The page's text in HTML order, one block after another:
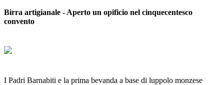
Birra artigianale - Aperto un opificio nel cinquecentesco
convento
I Padri Barnabiti e la prima bevanda a base di luppolo monzese